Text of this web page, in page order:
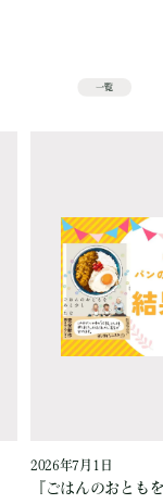
一覧
2026年7月1日
『ごはんのおとも